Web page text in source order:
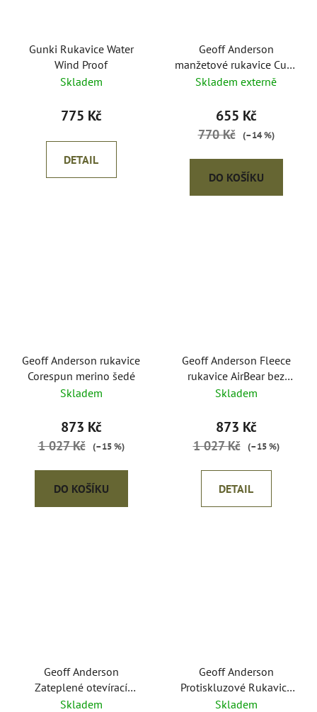
Gunki Rukavice Water
Wind Proof
Skladem
775 Kč
DETAIL
Geoff Anderson
manžetové rukavice CuFF
Warmer černé
Skladem externě
655 Kč
770 Kč (–14 %)
DO KOŠÍKU
Geoff Anderson rukavice
Corespun merino šedé
Skladem
873 Kč
1 027 Kč (–15 %)
DO KOŠÍKU
Geoff Anderson Fleece
rukavice AirBear bez
prstů
Skladem
873 Kč
1 027 Kč (–15 %)
DETAIL
Geoff Anderson
Zateplené otevírací
Rukavice AirBear
Skladem
Geoff Anderson
Protiskluzové Rukavice
Geoff Anderson AirBear
Skladem